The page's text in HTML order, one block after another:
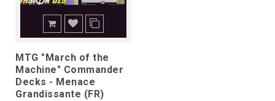
MTG "March of the
Machine" Commander
Decks - Menace
Grandissante (FR)